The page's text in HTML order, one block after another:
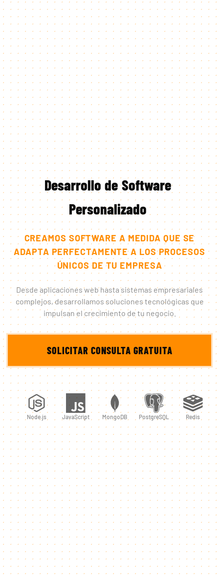
Desarrollo de Software
Personalizado
CREAMOS SOFTWARE A MEDIDA QUE SE
ADAPTA PERFECTAMENTE A LOS PROCESOS
ÚNICOS DE TU EMPRESA
Desde aplicaciones web hasta sistemas empresariales
complejos, desarrollamos soluciones tecnológicas que
impulsan el crecimiento de tu negocio.
SOLICITAR CONSULTA GRATUITA
Node.js JavaScript MongoDB PostgreSQL Redis